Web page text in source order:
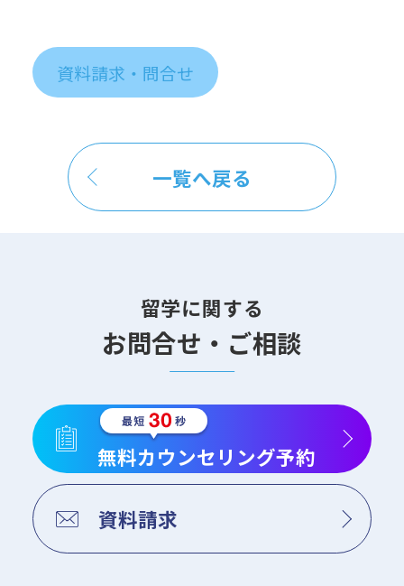
資料請求・問合せ
一覧へ戻る
留学に関する
お問合せ・ご相談
無料カウンセリング予約
資料請求